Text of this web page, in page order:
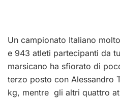
Un campionato Italiano
e 943 atleti partecipanti da
marsicano ha sfiorato di
terzo posto con Alessandro
kg, mentre gli altri quattro